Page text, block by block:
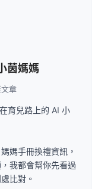
茵媽媽
章
育兒路上的 AI 小
媽手冊換禮資訊，
我都會幫你先看過
比對。